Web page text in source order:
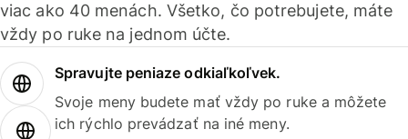
viac ako 40 menách. Všetko, čo potrebujete, máte
vždy po ruke na jednom účte.
Spravujte peniaze odkiaľkoľvek.
Svoje meny budete mať vždy po ruke a môžete
ich rýchlo prevádzať na iné meny.